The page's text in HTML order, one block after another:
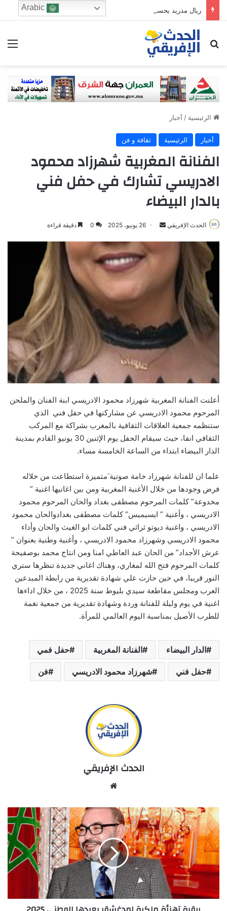
ريال مدريد يحسم صفقة ديوماندي في انتقال تاريخي بقيمة قياسية
ابحث عن
الرئيسية / أخبار
أخبار الرئيسية ثقافة و فن
الفنانة المغربية شهرزاد محمود
الادريسي تشارك في حفل فني
بالدار البيضاء
الحدث الإفريقي
Send
email
26 يونيو، 2025 0 دقيقة قراءة
أعلنت الفنانة المغربية شهرزاد محمود الادريسي ابنة الفنان والملحن
المرحوم محمود الادريسي عن مشاركتها في حفل فني الذي
ستنظمه جمعية العلاقات الثقافية بالمغرب بشراكة مع المركب
الثقافي انفا، حيث سيقام الحفل يوم الإثنين 30 يونيو القادم بمدينة
الدار البيضاء ابتداء من الساعة الخامسة مساء.
علما ان للفنانة شهرزاد خامة صوتية َمتميزة استطاعت من خلاله
فرض وجودها من خلال الأغنية المغربية ومن بين اغانيها اغنية ”
مخدوعة” كلمات المرحوم مصطفى بغداد والحان المرحوم محمود
الادريسي ، وأغنية ” ايسيميس” كلمات مصطفى بغدادوالحان محمود
الادريسي ، واغنية ديوتو ثراثي فني كلمات ابو الغيث والحان وأداء
محمود الادريسي وشهرزاد محمود الادريسي ، وأغنية وطنية بعنوان ”
عرش الأجداد” من الحان عبد العاطي امنا ومن انتاج محمد بوصفيحة
كلمات المرحوم فتح الله لمغاري، وهناك اغاني جديدة تنظرها ستري
النور قريبا، في حين حازت علي شهادة تقديرية من رابطة المبدعين
العرب ومجلس مقاطعة سيدي بليوط سنة 2025 ، من خلال اداءها
اغنية في يوم وليلة للفنانة وردة وشهادة تقديرية من جمعية نغمة
للطرب الأصيل بمناسبة اليوم العالمي للمرأة.
الدار البيضاء الفنانة المغربية حفل فمي
حفل فني شهرزاد محمود الادريسي فن
الحدث الإفريقي
برقية
تهنئة
ملكية
لمدغشقر
بعيدها
الوطني
2025
Arabic